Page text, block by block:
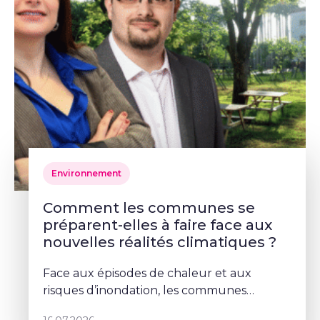
Environnement
Comment les communes se
préparent-elles à faire face aux
nouvelles réalités climatiques ?
Face aux épisodes de chaleur et aux
risques d’inondation, les communes